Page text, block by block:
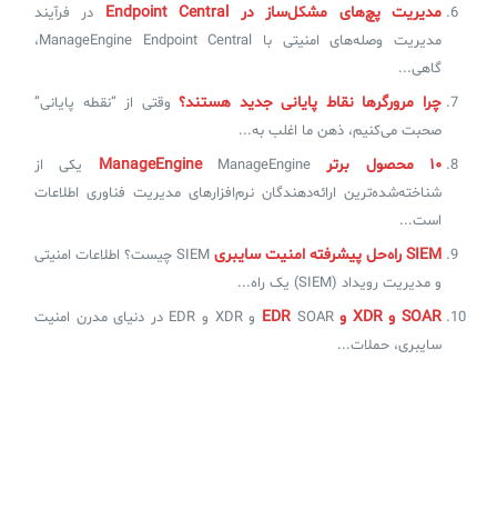
مدیریت پچ‌های مشکل‌ساز در Endpoint Central
در فرآیند
مدیریت وصله‌های امنیتی با ManageEngine Endpoint Central،
گاهی...
چرا مرورگرها نقاط پایانی جدید هستند؟ وقتی از “نقطه پایانی”
صحبت می‌کنیم، ذهن ما اغلب به...
۱۰ محصول برتر ManageEngine
ManageEngine یکی از
شناخته‌شده‌ترین ارائه‌دهندگان نرم‌افزارهای مدیریت فناوری اطلاعات
است...
SIEM راه‌حل پیشرفته امنیت سایبری
SIEM چیست؟ اطلاعات امنیتی
و مدیریت رویداد (SIEM) یک راه...
SOAR و XDR و EDR
SOAR و XDR و EDR در دنیای مدرن امنیت
سایبری، حملات...